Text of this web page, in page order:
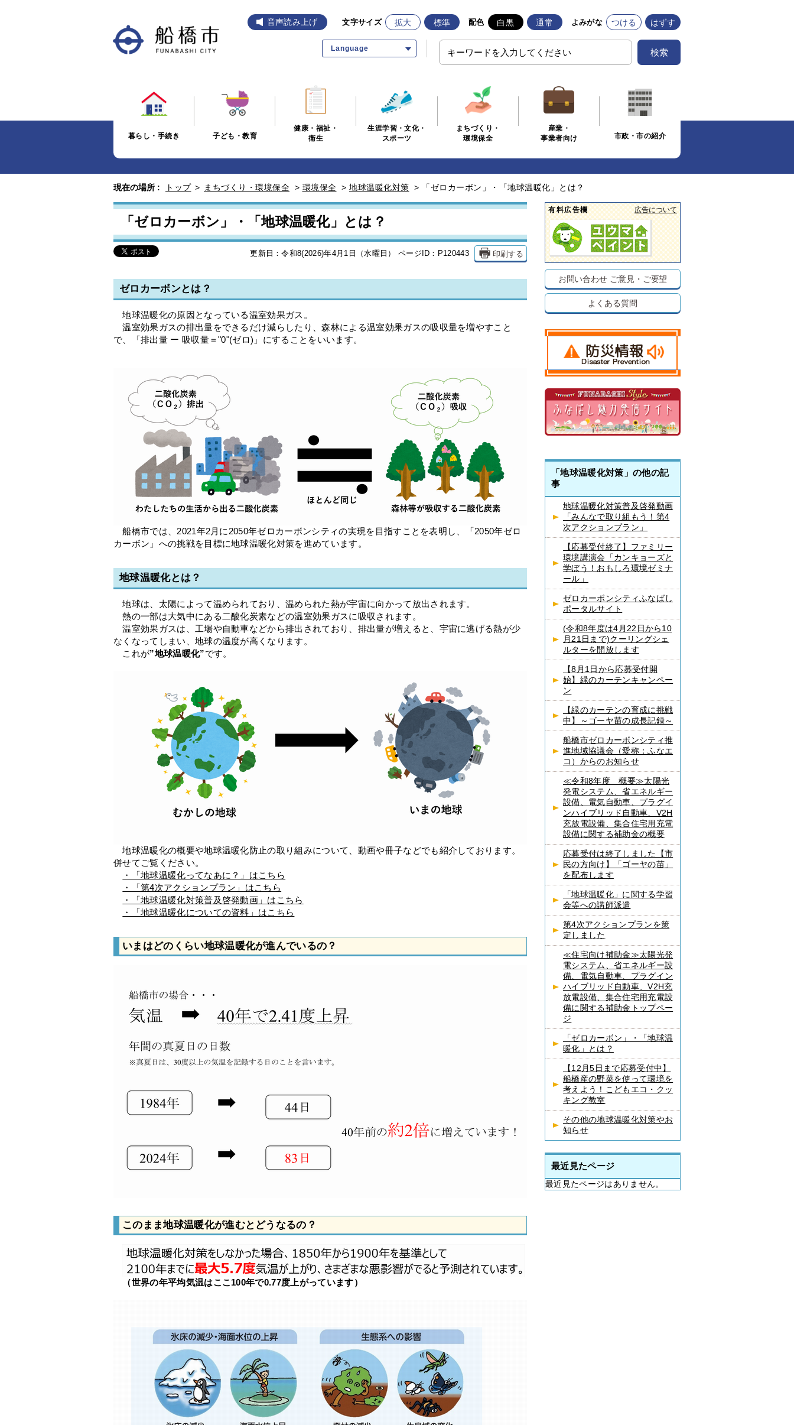
音声読み上げ 文字サイズ 拡大 標準 配色 白黒 通常 よみがな つける はずす
Language 検索
暮らし・手続き 子ども・教育
健康・福祉・
衛生
生涯学習・文化・
スポーツ
まちづくり・
環境保全
産業・
事業者向け
市政・市の紹介
現在の場所 : トップ > まちづくり・環境保全 > 環境保全 > 地球温暖化対策 > 「ゼロカーボン」・「地球温暖化」とは？
「ゼロカーボン」・「地球温暖化」とは？
更新日：令和8(2026)年4月1日（水曜日） ページID：P120443 印刷する
ゼロカーボンとは？
地球温暖化の原因となっている温室効果ガス。
温室効果ガスの排出量をできるだけ減らしたり、森林による温室効果ガスの吸収量を増やすこと
で、「排出量 ー 吸収量＝"0"(ゼロ)」にすることをいいます。
船橋市では、2021年2月に2050年ゼロカーボンシティの実現を目指すことを表明し、「2050年ゼロ
カーボン」への挑戦を目標に地球温暖化対策を進めています。
地球温暖化とは？
地球は、太陽によって温められており、温められた熱が宇宙に向かって放出されます。
熱の一部は大気中にある二酸化炭素などの温室効果ガスに吸収されます。
温室効果ガスは、工場や自動車などから排出されており、排出量が増えると、宇宙に逃げる熱が少
なくなってしまい、地球の温度が高くなります。
これが”地球温暖化”です。
地球温暖化の概要や地球温暖化防止の取り組みについて、動画や冊子などでも紹介しております。
併せてご覧ください。
・「地球温暖化ってなあに？」はこちら
・「第4次アクションプラン」はこちら
・「地球温暖化対策普及啓発動画」はこちら
・「地球温暖化についての資料」はこちら
いまはどのくらい地球温暖化が進んでいるの？
このまま地球温暖化が進むとどうなるの？
（世界の年平均気温はここ100年で0.77度上がっています）
有料広告欄 広告について
お問い合わせ ご意見・ご要望
よくある質問
「地球温暖化対策」の他の記
事
地球温暖化対策普及啓発動画
「みんなで取り組もう！第4
次アクションプラン」
【応募受付終了】ファミリー
環境講演会「カンキョーズと
学ぼう！おもしろ環境ゼミナ
ール」
ゼロカーボンシティふなばし
ポータルサイト
(令和8年度は4月22日から10
月21日まで)クーリングシェ
ルターを開放します
【8月1日から応募受付開
始】緑のカーテンキャンペー
ン
【緑のカーテンの育成に挑戦
中】～ゴーヤ苗の成長記録～
船橋市ゼロカーボンシティ推
進地域協議会（愛称：ふなエ
コ）からのお知らせ
≪令和8年度 概要≫太陽光
発電システム、省エネルギー
設備、電気自動車、プラグイ
ンハイブリッド自動車、V2H
充放電設備、集合住宅用充電
設備に関する補助金の概要
応募受付は終了しました【市
民の方向け】「ゴーヤの苗」
を配布します
「地球温暖化」に関する学習
会等への講師派遣
第4次アクションプランを策
定しました
≪住宅向け補助金≫太陽光発
電システム、省エネルギー設
備、電気自動車、プラグイン
ハイブリッド自動車、V2H充
放電設備、集合住宅用充電設
備に関する補助金トップペー
ジ
「ゼロカーボン」・「地球温
暖化」とは？
【12月5日まで応募受付中】
船橋産の野菜を使って環境を
考えよう！こどもエコ・クッ
キング教室
その他の地球温暖化対策やお
知らせ
最近見たページ
最近見たページはありません。